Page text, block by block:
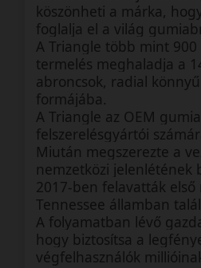
köszönheti a márka,
foglalja el a világ
A Triangle több mint
termelés meghaladja a
abroncsok, radial
formájába.
A Triangle az OEM
felszerelésgyártói
Miután megszerezte a
nemzetközi jelenlétének
2017-ben felavatták
Tennessee államban
A folyamatban lévő
hogy biztosítsa a
végfelhasználók